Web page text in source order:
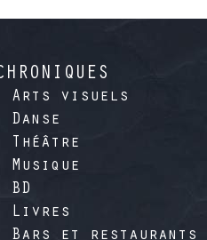
Arts visuels
Danse
Théâtre
Musique
BD
Livres
Bars et restaurants